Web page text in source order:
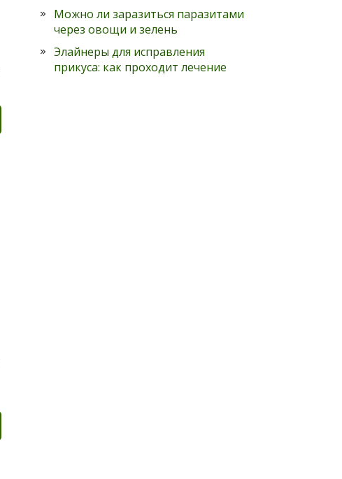
Можно ли заразиться паразитами
через овощи и зелень
Элайнеры для исправления
прикуса: как проходит лечение